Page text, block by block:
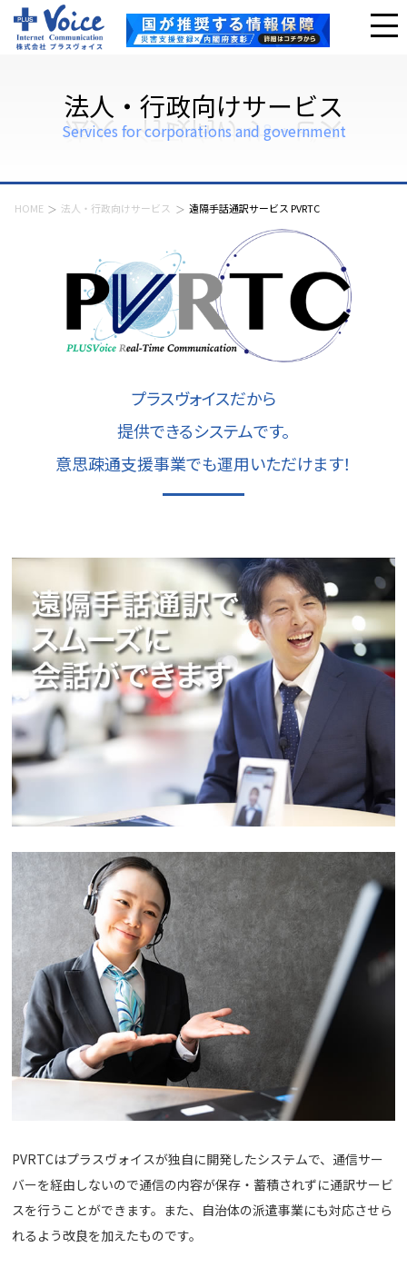
法人・行政向けサービス
Services for corporations and government
HOME 法人・行政向けサービス 遠隔手話通訳サービス PVRTC
プラスヴォイスだから
提供できるシステムです。
意思疎通支援事業でも運用いただけます！
PVRTCはプラスヴォイスが独自に開発したシステムで、通信サー
バーを経由しないので通信の内容が保存・蓄積されずに通訳サービ
スを行うことができます。また、自治体の派遣事業にも対応させら
れるよう改良を加えたものです。